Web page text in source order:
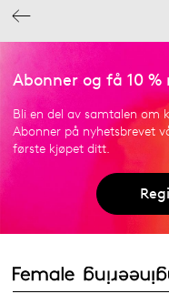
Abonner og få 10
Bli en del av samtalen om
Abonner på nyhetsbrevet
første kjøpet ditt.